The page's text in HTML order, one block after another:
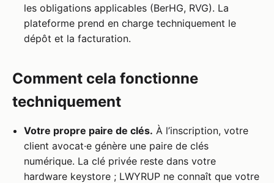
les obligations applicables (BerHG, RVG). La
plateforme prend en charge techniquement le
dépôt et la facturation.
Comment cela fonctionne
techniquement
Votre propre paire de clés. À l’inscription, votre
client avocat·e génère une paire de clés
numérique. La clé privée reste dans votre
hardware keystore ; LWYRUP ne connaît que votre